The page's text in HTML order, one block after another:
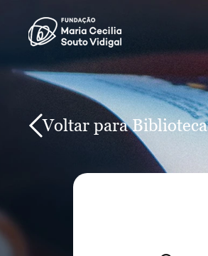
Voltar para Biblioteca